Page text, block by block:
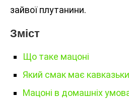
зайвої плутанини.
Зміст
Що таке мацоні
Який смак має
Мацоні в домашніх